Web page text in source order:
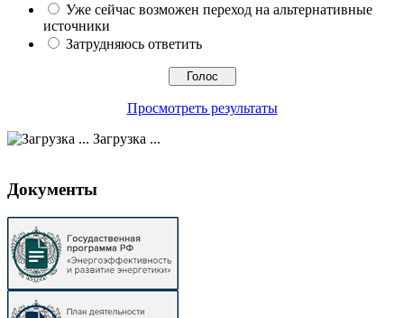
Уже сейчас возможен переход на альтернативные
источники
Затрудняюсь ответить
Просмотреть результаты
Загрузка ...
Документы